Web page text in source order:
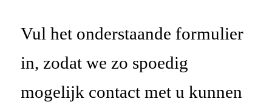
Vul het onderstaande formulier
in, zodat we zo spoedig
mogelijk contact met u kunnen